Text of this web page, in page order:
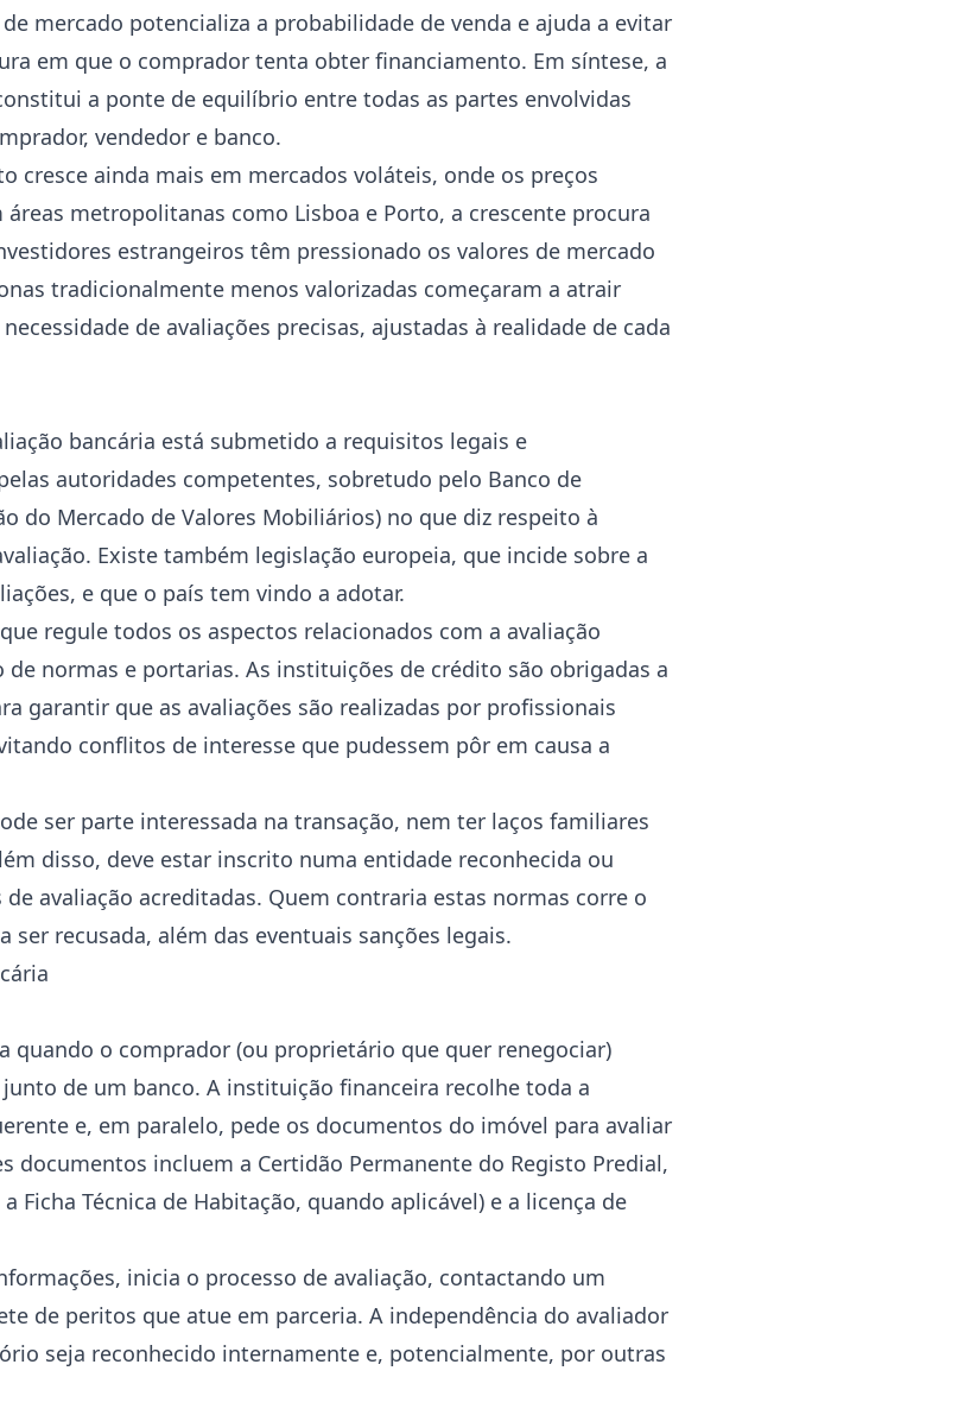
mercado potencializa a probabilidade de venda e ajuda a evitar
em que o comprador tenta obter financiamento. Em síntese, a
a ponte de equilíbrio entre todas as partes envolvidas
vendedor e banco.
cresce ainda mais em mercados voláteis, onde os preços
metropolitanas como Lisboa e Porto, a crescente procura
estrangeiros têm pressionado os valores de mercado
tradicionalmente menos valorizadas começaram a atrair
de avaliações precisas, ajustadas à realidade de cada
bancária está submetido a requisitos legais e
autoridades competentes, sobretudo pelo Banco de
do Mercado de Valores Mobiliários) no que diz respeito à
Existe também legislação europeia, que incide sobre a
e que o país tem vindo a adotar.
regule todos os aspectos relacionados com a avaliação
normas e portarias. As instituições de crédito são obrigadas a
garantir que as avaliações são realizadas por profissionais
conflitos de interesse que pudessem pôr em causa a
ser parte interessada na transação, nem ter laços familiares
disso, deve estar inscrito numa entidade reconhecida ou
avaliação acreditadas. Quem contraria estas normas corre o
ser recusada, além das eventuais sanções legais.
quando o comprador (ou proprietário que quer renegociar)
de um banco. A instituição financeira recolhe toda a
e, em paralelo, pede os documentos do imóvel para avaliar
documentos incluem a Certidão Permanente do Registo Predial,
Ficha Técnica de Habitação, quando aplicável) e a licença de
inicia o processo de avaliação, contactando um
de peritos que atue em parceria. A independência do avaliador
seja reconhecido internamente e, potencialmente, por outras